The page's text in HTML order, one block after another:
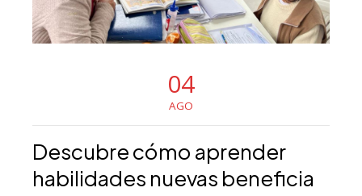
04
AGO
Descubre cómo aprender
habilidades nuevas beneficia